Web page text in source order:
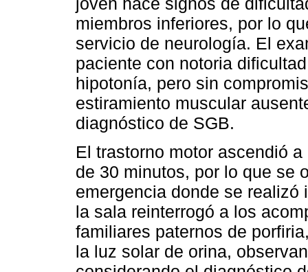
miembros inferiores, por lo
servicio de neurología. El
paciente con notoria
hipotonía, pero sin
estiramiento muscular
diagnóstico de SGB.
El trastorno motor ascendió
de 30 minutos, por lo que se
emergencia donde se
la sala reinterrogó a los
familiares paternos de
la luz solar de orina,